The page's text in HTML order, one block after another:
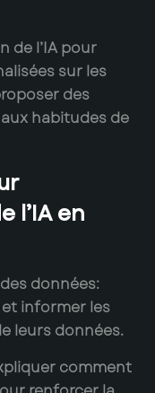
de l’IA pour
sur les
des
habitudes de
l’IA en
données:
et informer les
leurs données.
comment